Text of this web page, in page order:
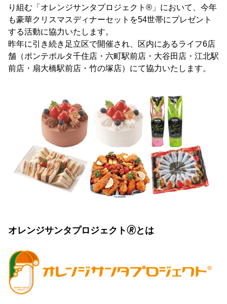
り組む「オレンジサンタプロジェクト®」において、今年
も豪華クリスマスディナーセットを54世帯にプレゼント
する活動に協力いたします。
昨年に引き続き足立区で開催され、区内にあるライフ6店
舗（ポンテポルタ千住店・六町駅前店・大谷田店・江北駅
前店・扇大橋駅前店・竹の塚店）にて協力いたします。
オレンジサンタプロジェクト🄬とは